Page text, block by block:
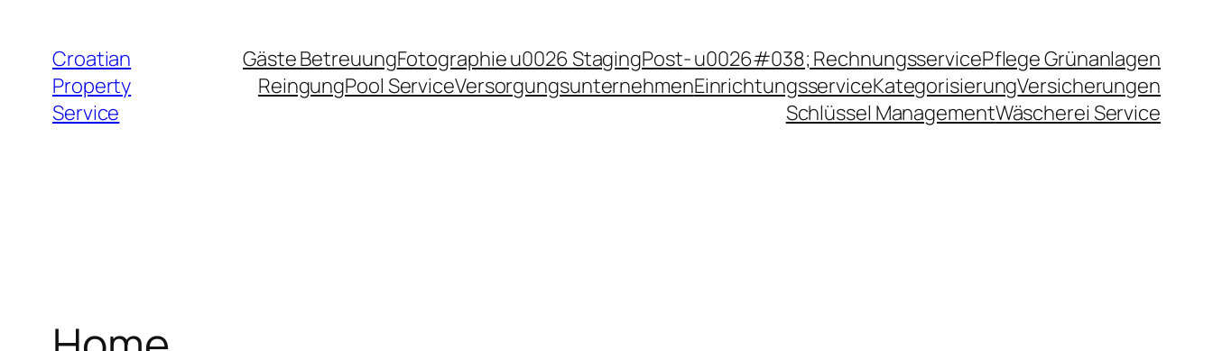
Inhalt
springen
Croatian
Property
Service
Gäste BetreuungFotographie u0026 StagingPost- u0026#038; RechnungsservicePflege Grünanlagen
ReingungPool ServiceVersorgungsunternehmenEinrichtungsserviceKategorisierungVersicherungen
Schlüssel ManagementWäscherei Service